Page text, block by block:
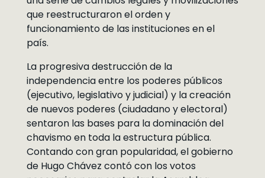
que reestructuraron el orden y
funcionamiento de las instituciones en el
país.
La progresiva destrucción de la
independencia entre los poderes públicos
(ejecutivo, legislativo y judicial) y la creación
de nuevos poderes (ciudadano y electoral)
sentaron las bases para la dominación del
chavismo en toda la estructura pública.
Contando con gran popularidad, el gobierno
de Hugo Chávez contó con los votos